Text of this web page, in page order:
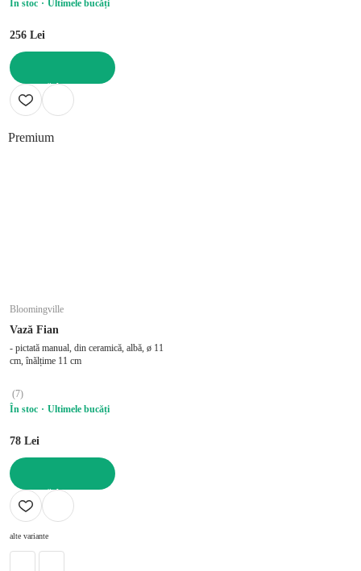
În stoc Ultimele bucăți
256 Lei
ADAUGĂ ÎN COȘ
Premium
Bloomingville
Vază Fian
- pictată manual, din ceramică, albă, ø 11
cm, înălțime 11 cm
(7)
În stoc
Ultimele bucăți
78 Lei
ADAUGĂ ÎN COȘ
alte variante